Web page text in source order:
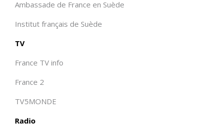
Ambassade de France en Suède
Institut français de Suède
TV
France TV info
France 2
TV5MONDE
Radio